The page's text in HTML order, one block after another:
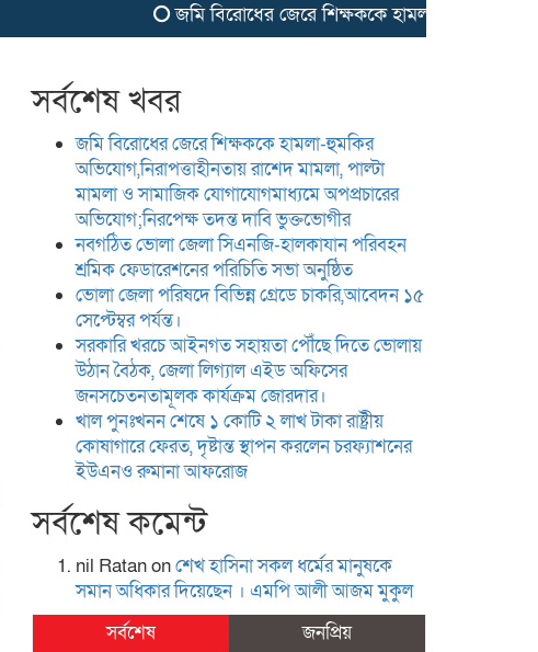
জমি বিরোধের জেরে শিক্ষককে হামলা-হুমকির
সর্বশেষ খবর
জমি বিরোধের জেরে শিক্ষককে হামলা-হুমকির
অভিযোগ,নিরাপত্তাহীনতায় রাশেদ মামলা, পাল্টা
মামলা ও সামাজিক যোগাযোগমাধ্যমে অপপ্রচারের
অভিযোগ;নিরপেক্ষ তদন্ত দাবি ভুক্তভোগীর
নবগঠিত ভোলা জেলা সিএনজি-হালকাযান পরিবহন
শ্রমিক ফেডারেশনের পরিচিতি সভা অনুষ্ঠিত
ভোলা জেলা পরিষদে বিভিন্ন গ্রেডে চাকরি,আবেদন ১৫
সেপ্টেম্বর পর্যন্ত।
সরকারি খরচে আইনগত সহায়তা পৌঁছে দিতে ভোলায়
উঠান বৈঠক, জেলা লিগ্যাল এইড অফিসের
জনসচেতনতামূলক কার্যক্রম জোরদার।
খাল পুনঃখনন শেষে ১ কোটি ২ লাখ টাকা রাষ্ট্রীয়
কোষাগারে ফেরত, দৃষ্টান্ত স্থাপন করলেন চরফ্যাশনের
ইউএনও রুমানা আফরোজ
সর্বশেষ কমেন্ট
nil Ratanonশেখ হা‌সিনা সকল ধ‌র্মের মানু‌ষকে
সমান অ‌ধিকার দি‌য়ে‌ছেন । এম‌পি আলী আজম মুকুল
সর্বশেষ
জনপ্রিয়